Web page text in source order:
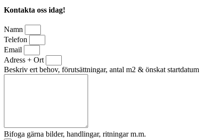
Kontakta oss idag!
Namn
Telefon
Email
Adress + Ort
Beskriv ert behov, förutsättningar, antal m2 & önskat startdatum
Bifoga gärna bilder, handlingar, ritningar m.m.